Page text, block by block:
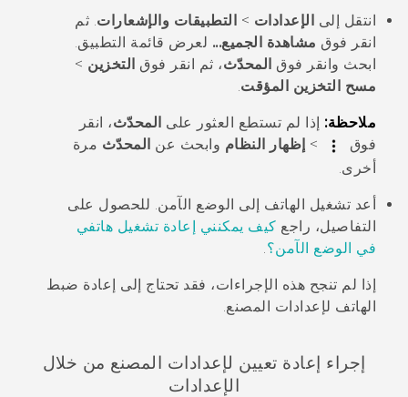
انتقل إلى الإعدادات > التطبيقات والإشعارات. ثم
انقر فوق مشاهدة الجميع... لعرض قائمة التطبيق.
ابحث وانقر فوق المحدّث، ثم انقر فوق التخزين >
مسح التخزين المؤقت.
ملاحظة: إذا لم تستطع العثور على المحدّث، انقر
فوق
> إظهار النظام وابحث عن المحدّث مرة
أخرى.
أعد تشغيل الهاتف إلى الوضع الآمن . للحصول على
التفاصيل، راجع كيف يمكنني إعادة تشغيل هاتفي
في الوضع الآمن؟
إذا لم تنجح هذه الإجراءات، فقد تحتاج إلى إعادة ضبط
الهاتف لإعدادات المصنع.
إجراء إعادة تعيين لإعدادات المصنع من خلال
الإعدادات